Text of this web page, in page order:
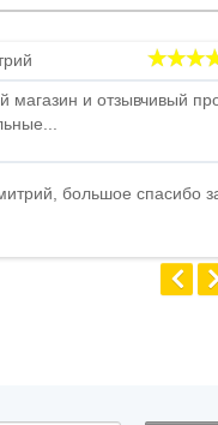
магазин и отзывчивый
большое спасибо